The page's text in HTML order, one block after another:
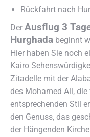
Rückfahrt nach
Der Ausflug 3
Hurghada beginnt
Hier haben Sie noch
Kairo
Zitadelle mit der
des Mohamed Ali,
entsprechenden Stil
den Genuss, das
der Hängenden